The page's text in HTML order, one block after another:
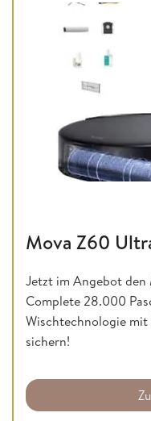
Mova Z60
Jetzt im Angebot
Complete 28.000
Wischtechnologie
sichern!